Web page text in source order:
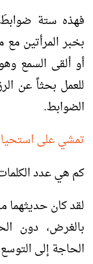
فهذه ستة
بخبر المرأتين
أو ألقى السمع
للعمل بحثاً عن
الضوابط.
تمشي على
كم هي عدد
لقد كان حديثهما
بالغرض، دون
الحاجة إلى